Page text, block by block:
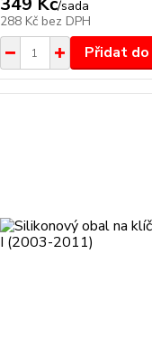
/sada
288 Kč bez DPH
Přidat do